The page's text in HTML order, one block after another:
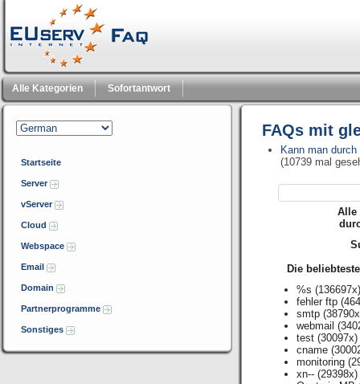
Alle Kategorien Sofortantwort
Startseite
Server
vServer
Cloud
Webspace
Email
Domain
Partnerprogramme
Sonstiges
FAQs mit
Kann man
(10739 mal
Alle
Die
%s
fehler ftp
smtp
webmail
test (30097x)
cname
monitoring
xn-- (29398x)